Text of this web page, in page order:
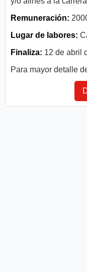
Remuneración:
Lugar de labores:
Finaliza: 12 de abril
Para mayor detalle